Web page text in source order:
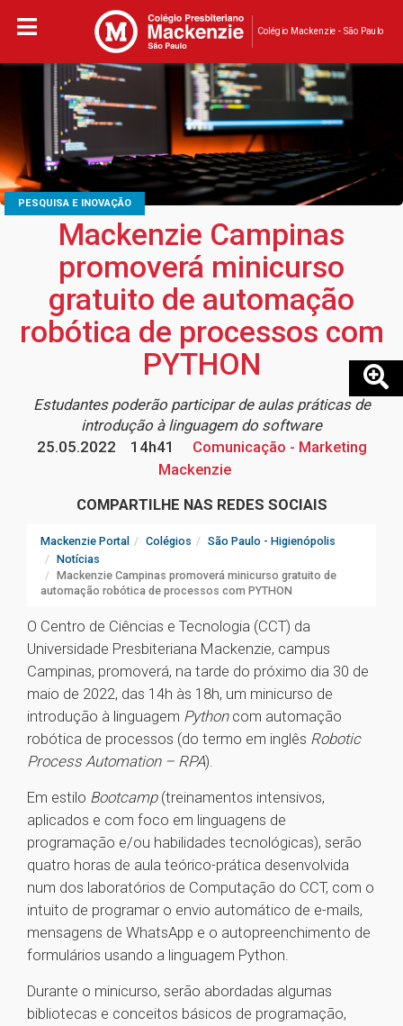
Colégio Mackenzie - São Paulo
PESQUISA E INOVAÇÃO
Mackenzie Campinas
promoverá minicurso
gratuito de automação
robótica de processos com
PYTHON
Estudantes poderão participar de aulas práticas de
introdução à linguagem do software
25.05.2022
14h41
Comunicação - Marketing
Mackenzie
COMPARTILHE NAS REDES SOCIAIS
Mackenzie Portal Colégios
São Paulo - Higienópolis
Notícias
Mackenzie Campinas promoverá minicurso gratuito de
automação robótica de processos com PYTHON
O Centro de Ciências e Tecnologia (CCT) da
Universidade Presbiteriana Mackenzie, campus
Campinas, promoverá, na tarde do próximo dia 30 de
maio de 2022, das 14h às 18h, um minicurso de
introdução à linguagem Python com automação
robótica de processos (do termo em inglês Robotic
Process Automation – RPA).
Em estilo Bootcamp (treinamentos intensivos,
aplicados e com foco em linguagens de
programação e/ou habilidades tecnológicas), serão
quatro horas de aula teórico-prática desenvolvida
num dos laboratórios de Computação do CCT, com o
intuito de programar o envio automático de e-mails,
mensagens de WhatsApp e o autopreenchimento de
formulários usando a linguagem Python.
Durante o minicurso, serão abordadas algumas
bibliotecas e conceitos básicos de programação,